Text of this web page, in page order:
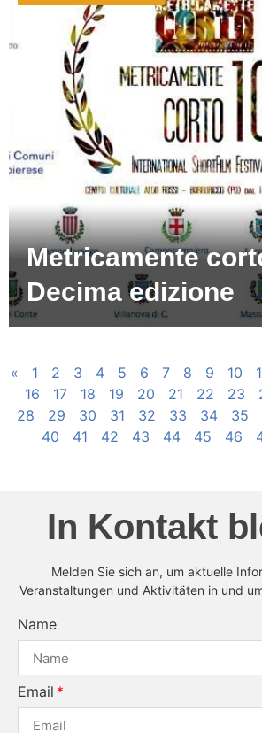
Metricamente
Decima edizione
« 1 2 3 4 5 6 7 8 9 10
16
17 18 19 20 21 22 23
28
29 30 31 32 33 34 35
40
41 42 43 44 45 46
In Kontakt
Melden Sie sich an, um aktuelle
Veranstaltungen und Aktivitäten in und
Name
Email